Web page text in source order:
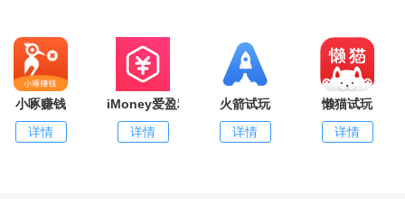
小啄赚钱
详情
iMoney爱盈利
详情
火箭试玩
详情
懒猫试玩
详情